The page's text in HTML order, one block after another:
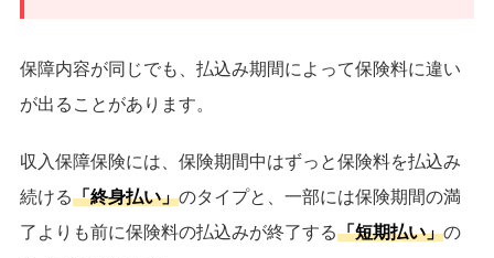
保障内容が同じでも、払込み期間によって保険料に違い
が出ることがあります。
収入保障保険には、保険期間中はずっと保険料を払込み
続ける「終身払い」のタイプと、一部には保険期間の満
了よりも前に保険料の払込みが終了する「短期払い」の